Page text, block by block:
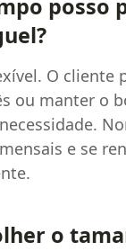
posso
O cliente
ou manter o
e se
o